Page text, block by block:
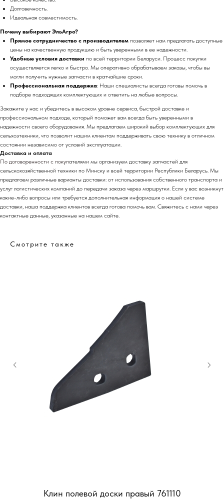
Долговечность.
Идеальная совместимость.
Почему выбирают ЭльАгро?
Прямое сотрудничество с производителем позволяет нам предлагать доступные
цены на качественную продукцию и быть уверенными в ее надежности.
Удобные условия доставки по всей территории Беларуси. Процесс покупки
осуществляется легко и быстро. Мы оперативно обрабатываем заказы, чтобы вы
могли получить нужные запчасти в кратчайшие сроки.
Профессиональная поддержка: Наши специалисты всегда готовы помочь в
подборе подходящих комплектующих и ответить на любые вопросы.
Закажите у нас и убедитесь в высоком уровне сервиса, быстрой доставке и
профессиональном подходе, который поможет вам всегда быть уверенными в
надежности своего оборудования. Мы предлагаем широкий выбор комплектующих для
сельхозтехники, что позволит нашим клиентам поддерживать свою технику в отличном
состоянии независимо от условий эксплуатации.
Доставка и оплата
По договоренности с покупателями мы организуем доставку запчастей для
сельскохозяйственной техники по Минску и всей территории Республики Беларусь. Мы
предлагаем различные варианты доставки: от использования собственного транспорта и
услуг логистических компаний до передачи заказа через маршрутки. Если у вас возникнут
какие-либо вопросы или требуется дополнительная информация о нашей системе
доставки, наша поддержка клиентов всегда готова помочь вам. Свяжитесь с нами через
контактные данные, указанные на нашем сайте.
Смотрите также
Клин полевой доски правый 761110